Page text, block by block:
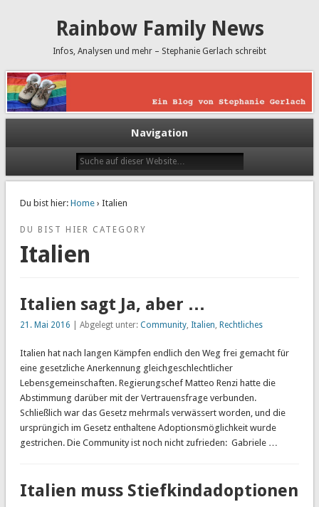
Rainbow Family News
Infos, Analysen und mehr – Stephanie Gerlach schreibt
Navigation
Du bist hier: Home› Italien
DU BIST HIER CATEGORY
Italien
Italien sagt Ja, aber …
21. Mai 2016 | Abgelegt unter: Community, Italien, Rechtliches
Italien hat nach langen Kämpfen endlich den Weg frei gemacht für
eine gesetzliche Anerkennung gleichgeschlechtlicher
Lebensgemeinschaften. Regierungschef Matteo Renzi hatte die
Abstimmung darüber mit der Vertrauensfrage verbunden.
Schließlich war das Gesetz mehrmals verwässert worden, und die
ursprüngich im Gesetz enthaltene Adoptionsmöglichkeit wurde
gestrichen. Die Community ist noch nicht zufrieden: Gabriele …
Italien muss Stiefkindadoptionen